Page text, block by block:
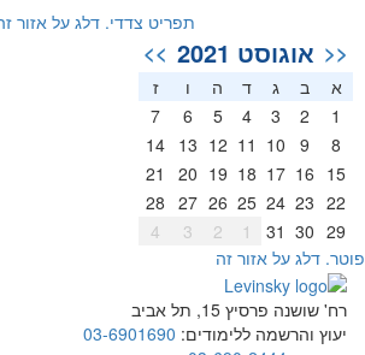
תפריט צדדי. דלג על אזור זה
<< אוגוסט 2021 >>
א ב ג ד ה
ז
2
3
4
5
6
7
8
9
10
11
12
13
14
15
16
17
18
19
20
21
22
23
24
25
26
27
28
29
30
31
2
3
4
דלג על אזור זה
רח' שושנה פרסיץ 15, תל אביב
יעוץ והרשמה ללימודים: 03-6901690